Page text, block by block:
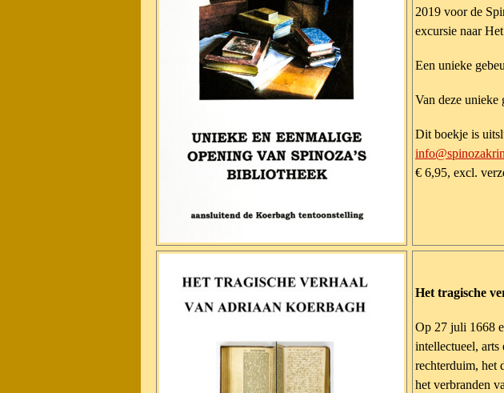
2019 voor de
excursie naar
Een unieke
Van deze unieke
Dit boekje is
€ 6,95, excl.
Het tragische
Op 27 juli 1668
intellectueel,
rechterduim, het
het verbranden